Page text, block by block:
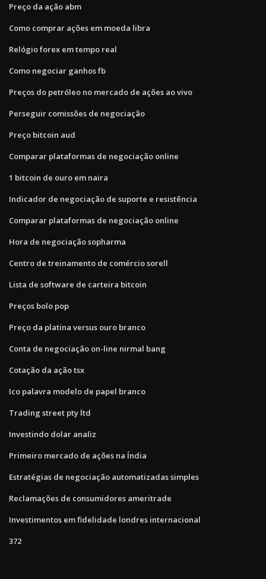
Preço da ação abm
Como comprar ações em moeda libra
Relógio forex em tempo real
Como negociar ganhos fb
Preços do petróleo no mercado de ações ao vivo
Perseguir comissões de negociação
Preço bitcoin aud
Comparar plataformas de negociação online
1 bitcoin de ouro em naira
Indicador de negociação de suporte e resistência
Comparar plataformas de negociação online
Hora de negociação sopharma
Centro de treinamento de comércio sorell
Lista de software de carteira bitcoin
Preços bolo pop
Preço da platina versus ouro branco
Conta de negociação on-line nirmal bang
Cotação da ação tsx
Ico palavra modelo de papel branco
Trading street pty ltd
Investindo dolar analiz
Primeiro mercado de ações na Índia
Estratégias de negociação automatizadas simples
Reclamações de consumidores ameritrade
Investimentos em fidelidade londres internacional
372